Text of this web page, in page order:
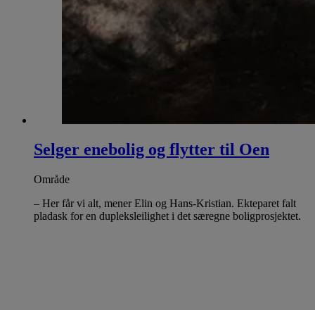
Selger enebolig og flytter til Oen
Område
– Her får vi alt, mener Elin og Hans-Kristian. Ekteparet falt
pladask for en dupleksleilighet i det særegne boligprosjektet.